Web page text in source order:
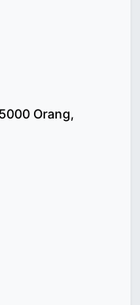
Orang,